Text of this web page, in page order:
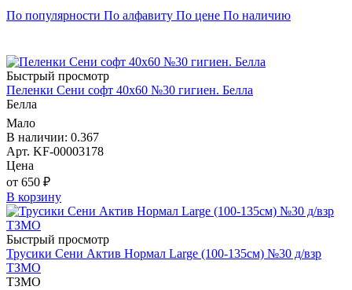
По популярности По алфавиту По цене По наличию
Быстрый просмотр
Пеленки Сени софт 40х60 №30 гигиен. Белла
Белла
Мало
В наличии: 0.367
Арт. KF-00003178
Цена
от 650 ₽
В корзину
Быстрый просмотр
Трусики Сени Актив Нормал Large (100-135см) №30 д/взр
ТЗМО
ТЗМО